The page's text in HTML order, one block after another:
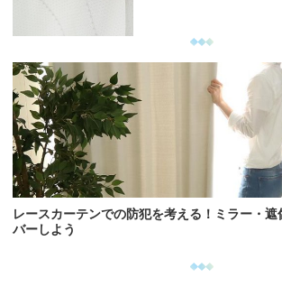
レースカーテンでの防犯を考える！ミラー・遮
バーしよう